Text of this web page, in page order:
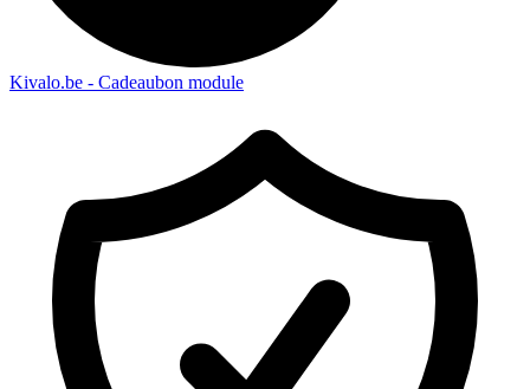
Kivalo.be - Cadeaubon module